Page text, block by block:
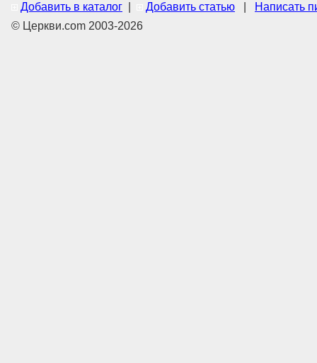
Добавить в каталог Добавить статью
Написать
© Церкви.com 2003-2026